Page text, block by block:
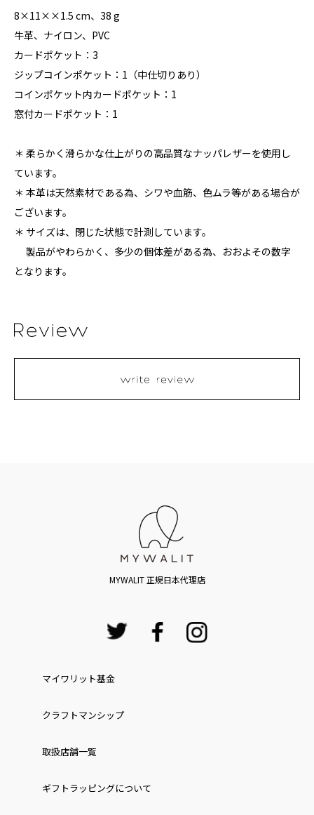
8×11××1.5 cm、38 g
牛革、ナイロン、PVC
カードポケット：3
ジップコインポケット：1（中仕切りあり）
コインポケット内カードポケット：1
窓付カードポケット：1
＊ 柔らかく滑らかな仕上がりの高品質なナッパレザーを使用し
ています。
＊ 本革は天然素材である為、シワや血筋、色ムラ等がある場合が
ございます。
＊ サイズは、閉じた状態で計測しています。
製品がやわらかく、多少の個体差がある為、おおよその数字
となります。
MYWALIT 正規日本代理店
マイワリット基金
クラフトマンシップ
取扱店舗一覧
ギフトラッピングについて